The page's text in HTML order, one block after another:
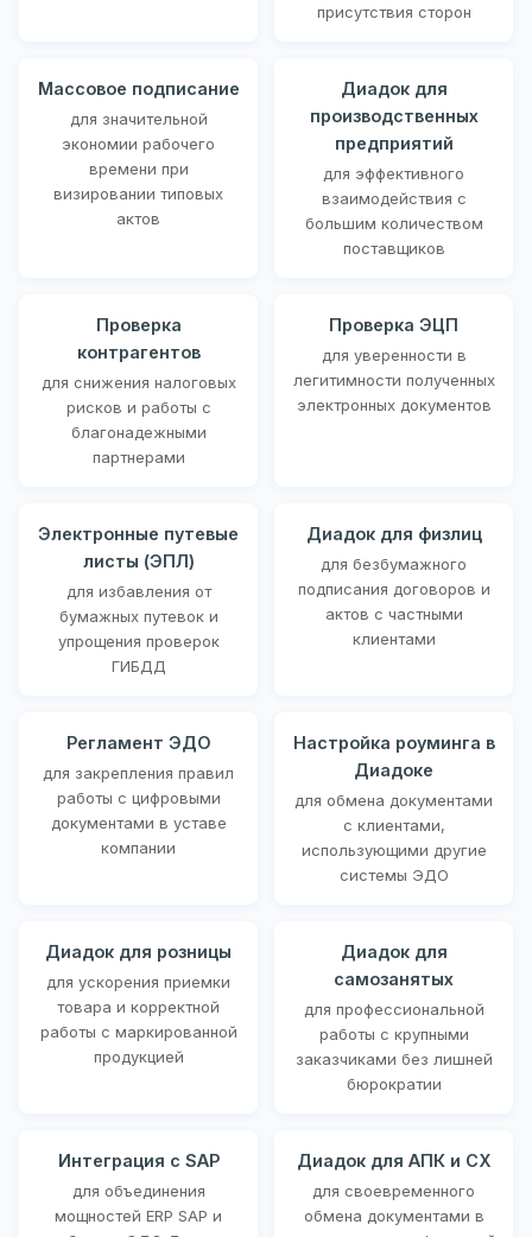
присутствия сторон
Массовое подписание
для значительной
экономии рабочего
времени при
визировании типовых
актов
Диадок для
производственных
предприятий
для эффективного
взаимодействия с
большим количеством
поставщиков
Проверка
контрагентов
для снижения налоговых
рисков и работы с
благонадежными
партнерами
Проверка ЭЦП
для уверенности в
легитимности полученных
электронных документов
Электронные путевые
листы (ЭПЛ)
для избавления от
бумажных путевок и
упрощения проверок
ГИБДД
Диадок для физлиц
для безбумажного
подписания договоров и
актов с частными
клиентами
Регламент ЭДО
для закрепления правил
работы с цифровыми
документами в уставе
компании
Настройка роуминга в
Диадоке
для обмена документами
с клиентами,
использующими другие
системы ЭДО
Диадок для розницы
для ускорения приемки
товара и корректной
работы с маркированной
продукцией
Диадок для
самозанятых
для профессиональной
работы с крупными
заказчиками без лишней
бюрократии
Интеграция с SAP
для объединения
мощностей ERP SAP и
Диадок для АПК и СХ
для своевременного
обмена документами в